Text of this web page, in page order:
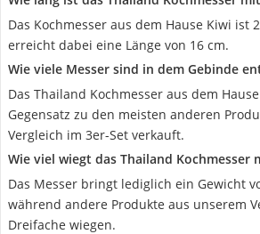
Das Kochmesser aus dem Hause Kiwi ist
erreicht dabei eine Länge von 16 cm.
Wie viele Messer sind in dem Gebinde
Das Thailand Kochmesser aus dem
Gegensatz zu den meisten anderen
Vergleich im 3er-Set verkauft.
Wie viel wiegt das Thailand Kochmesser
Das Messer bringt lediglich ein Gewicht
während andere Produkte aus unserem
Dreifache wiegen.